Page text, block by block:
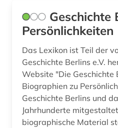
werkverzeichnis (2)
westfalen (1)
widerstand (1)
wissenschaftler (3)
wolfgang amadeus (1)
Geschichte
Persönlichkeiten
Das Lexikon ist Teil der
Geschichte Berlins e.V.
Website "Die Geschichte
Biographien zu
Geschichte Berlins und
Jahrhunderte
biographische Material